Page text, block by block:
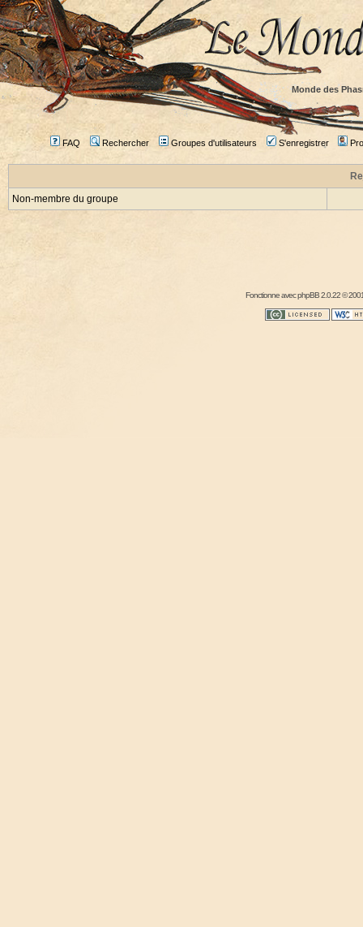
Monde des
FAQ Rechercher Groupes d'utilisateurs S'enregistrer
Non-membre du groupe
Fonctionne avecphpBB2.0.22 ©